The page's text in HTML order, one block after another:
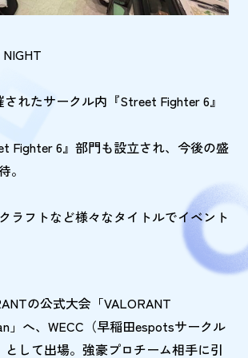
れたサークル内『Street Fighter 6』
Fighter 6』部門も設立され、今後の盛
。
ラフトなど様々なタイトルでイベント
の公式大会「VALORANT
」へ、WECC（早稲田espotsサークル
として出場。強豪プロチーム相手に引